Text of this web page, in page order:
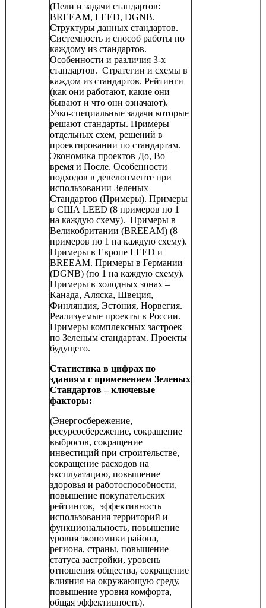
(Цели и задачи стандартов:
BREEAM, LEED, DGNB.
Структуры данных стандартов.
Системность и способ работы по
каждому из стандартов.
Особенности и различия 3-х
стандартов. Стратегии и схемы в
каждом из стандартов. Рейтинги
(как они работают, какие они
бывают и что они означают).
Узко-специальные задачи которые
решают стандарты. Примеры
отдельных схем, решений в
проектировании по стандартам.
Экономика проектов До, Во
время и После. Особенности
подходов в девелопменте при
использовании Зеленых
Стандартов (Примеры). Примеры
в США LEED (8 примеров по 1
на каждую схему). Примеры в
Великобритании (BREEAM) (8
примеров по 1 на каждую схему).
Примеры в Европе LEED и
BREEAM. Примеры в Германии
(DGNB) (по 1 на каждую схему).
Примеры в холодных зонах –
Канада, Аляска, Швеция,
Финляндия, Эстония, Норвегия.
Реализуемые проекты в России.
Примеры комплексных застроек
по Зеленым стандартам. Проекты
будущего.
Статистика в цифрах по
зданиям с применением Зеленых
Стандартов – ключевые
факторы:
(Энергосбережение,
ресурсосбережение, сокращение
выбросов, сокращение
инвестиций при строительстве,
сокращение расходов на
эксплуатацию, повышение
здоровья и работоспособности,
повышение покупательских
рейтингов, эффективность
использования территорий и
функциональность, повышение
уровня экономики района,
региона, страны, повышение
статуса застройки, уровень
отношения общества, сокращение
влияния на окружающую среду,
повышение уровня комфорта,
общая эффективность).